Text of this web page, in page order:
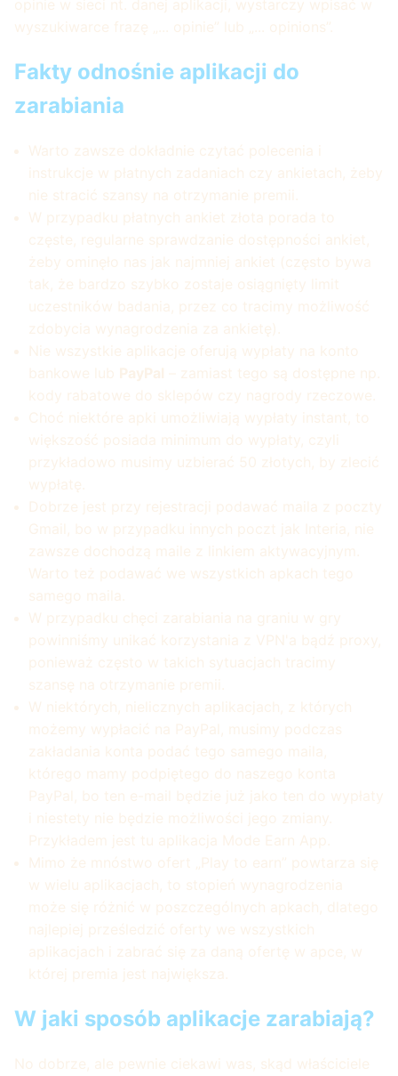
opinie w sieci nt. danej aplikacji, wystarczy wpisać w
wyszukiwarce frazę „... opinie” lub „... opinions”.
Fakty odnośnie aplikacji do
zarabiania
Warto zawsze dokładnie czytać polecenia i
instrukcje w płatnych zadaniach czy ankietach, żeby
nie stracić szansy na otrzymanie premii.
W przypadku płatnych ankiet złota porada to
częste, regularne sprawdzanie dostępności ankiet,
żeby ominęło nas jak najmniej ankiet (często bywa
tak, że bardzo szybko zostaje osiągnięty limit
uczestników badania, przez co tracimy możliwość
zdobycia wynagrodzenia za ankietę).
Nie wszystkie aplikacje oferują wypłaty na konto
bankowe lub PayPal
– zamiast tego są dostępne np.
kody rabatowe do sklepów czy nagrody rzeczowe.
Choć niektóre apki umożliwiają wypłaty instant, to
większość posiada minimum do wypłaty, czyli
przykładowo musimy uzbierać 50 złotych, by zlecić
wypłatę.
Dobrze jest przy rejestracji podawać maila z poczty
Gmail, bo w przypadku innych poczt jak Interia, nie
zawsze dochodzą maile z linkiem aktywacyjnym.
Warto też podawać we wszystkich apkach tego
samego maila.
W przypadku chęci zarabiania na graniu w gry
powinniśmy unikać korzystania z VPN'a bądź proxy,
ponieważ często w takich sytuacjach tracimy
szansę na otrzymanie premii.
W niektórych, nielicznych aplikacjach, z których
możemy wypłacić na PayPal, musimy podczas
zakładania konta podać tego samego maila,
którego mamy podpiętego do naszego konta
PayPal, bo ten e-mail będzie już jako ten do wypłaty
i niestety nie będzie możliwości jego zmiany.
Przykładem jest tu aplikacja Mode Earn App.
Mimo że mnóstwo ofert „Play to earn” powtarza się
w wielu aplikacjach, to stopień wynagrodzenia
może się różnić w poszczególnych apkach, dlatego
najlepiej prześledzić oferty we wszystkich
aplikacjach i zabrać się za daną ofertę w apce, w
której premia jest największa.
W jaki sposób aplikacje zarabiają?
No dobrze, ale pewnie ciekawi was, skąd właściciele